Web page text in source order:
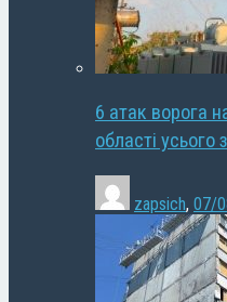
6 атак ворога
області усього
zapsich, 07/